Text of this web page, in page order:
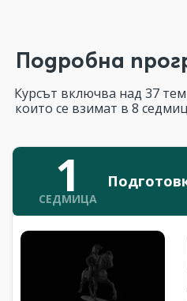
Подробна
Курсът включва над 37
които се взимат в 8
1
СЕДМИЦА